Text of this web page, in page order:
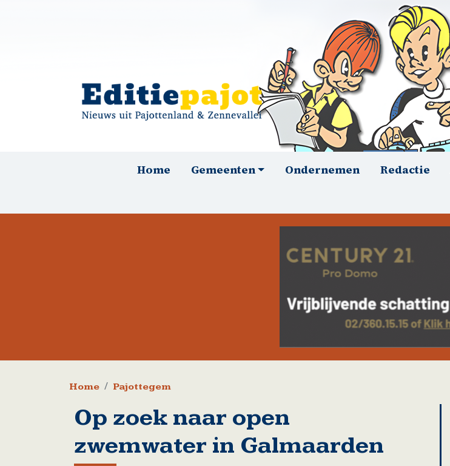
HoofdnavigatieHome Gemeenten Ondernemen Redactie
Kruimelpad
Home Pajottegem
Op zoek naar open
zwemwater in Galmaarden